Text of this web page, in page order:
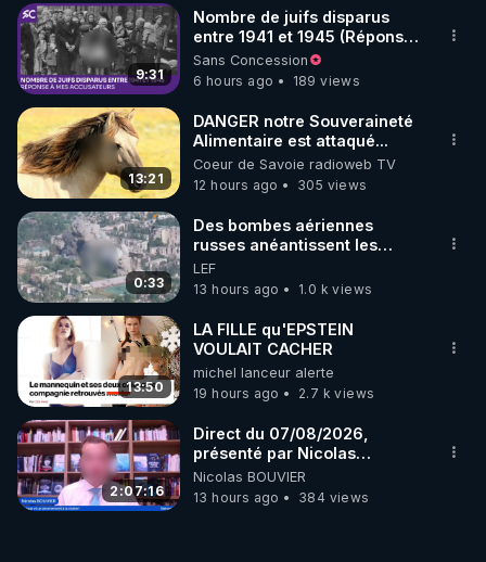
▶ 30 jours gratuit sur l’application de méditation et
de bien-être ENVOL :
Rendez-vous sur https://www.envol.app/code
le code : REGENERE
9:31
Nombre de juifs disparus
entre 1941 et 1945 (Réponse
à mes accusateurs)
Sans Concession
6 hours ago
189 views
13:21
DANGER notre Souveraineté
Alimentaire est attaqué...
Coeur de Savoie radioweb TV
12 hours ago
305 views
0:33
Des bombes aériennes
russes anéantissent les
centres de contrôle de
drones de 3 brigades
ukrainienne
LEF
13 hours ago
1.0 k views
13:50
LA FILLE qu'EPSTEIN
VOULAIT CACHER
michel lanceur alerte
19 hours ago
2.7 k views
2:07:16
Direct du 07/08/2026,
présenté par Nicolas
BOUVIER
Nicolas BOUVIER
13 hours ago
384 views